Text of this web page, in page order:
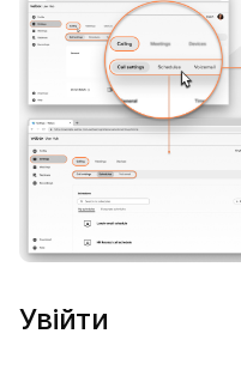
Увійти